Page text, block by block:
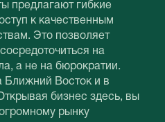
предлагают гибкие
к качественным
Это позволяет
на
а не на бюрократии.
Ближний Восток и в
бизнес здесь, вы
рынку